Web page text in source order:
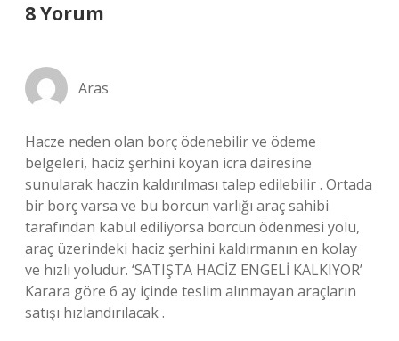
8 Yorum
Aras
Hacze neden olan borç ödenebilir ve ödeme
belgeleri, haciz şerhini koyan icra dairesine
sunularak haczin kaldırılması talep edilebilir . Ortada
bir borç varsa ve bu borcun varlığı araç sahibi
tarafından kabul ediliyorsa borcun ödenmesi yolu,
araç üzerindeki haciz şerhini kaldırmanın en kolay
ve hızlı yoludur. ‘SATIŞTA HACİZ ENGELİ KALKIYOR’
Karara göre 6 ay içinde teslim alınmayan araçların
satışı hızlandırılacak .